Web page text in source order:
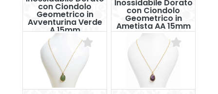
con Ciondolo
Geometrico in
Avventurina Verde
A 15mm
Inossidabile Dorato
con Ciondolo
Geometrico in
Ametista AA 15mm